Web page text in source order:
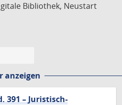
Bibliothek, Neustart
anzeigen
391 – Juristisch-